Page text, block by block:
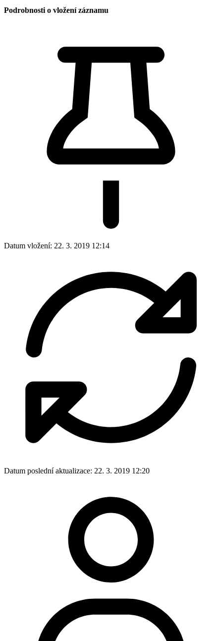
Podrobnosti o vložení záznamu
Datum vložení: 22. 3. 2019 12:14
Datum poslední aktualizace: 22. 3. 2019 12:20